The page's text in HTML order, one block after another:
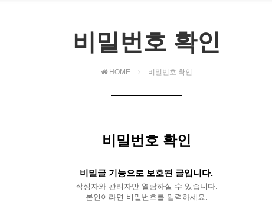
비밀번호 확인
HOME 비밀번호 확인
비밀번호 확인
비밀글 기능으로 보호된 글입니다.
작성자와 관리자만 열람하실 수 있습니다.
본인이라면 비밀번호를 입력하세요.